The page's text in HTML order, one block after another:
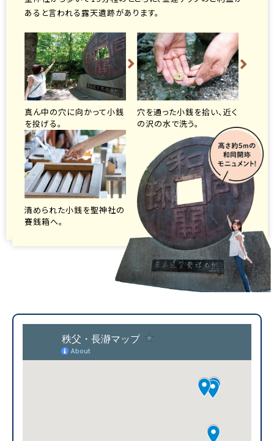
あると言われる露天遺跡があります。
真ん中の穴に向かって小銭
を投げる。
穴を通った小銭を拾い、近く
の沢の水で洗う。
清められた小銭を聖神社の
賽銭箱へ。